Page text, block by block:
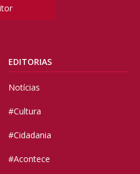
EDITORIAS
Notícias
#Cultura
#Cidadania
#Acontece